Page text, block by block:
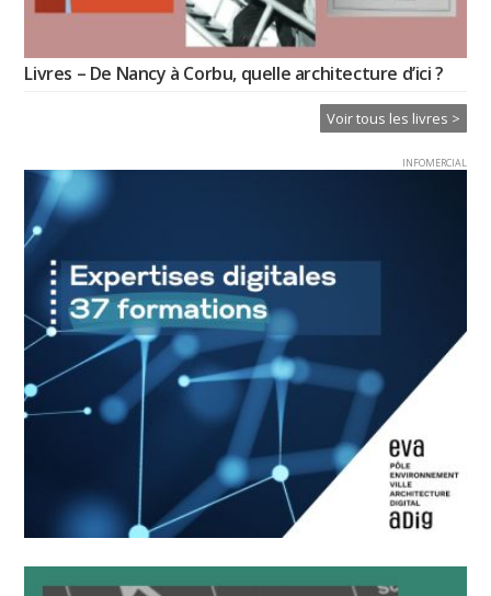
Livres – De Nancy à Corbu, quelle architecture d’ici ?
Voir tous les livres >
INFOMERCIAL